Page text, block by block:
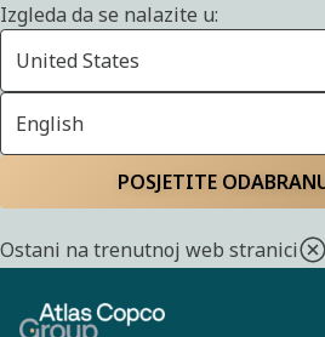
Izgleda da se nalazite u:
United States
English
POSJETITE
Ostani na trenutnoj web stranici
OKOLIŠ